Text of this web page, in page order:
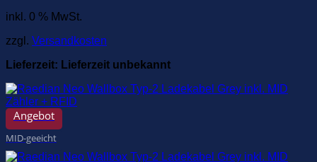
war:
inkl. 0 % MwSt.
zzgl. Versandkosten
Lieferzeit: Lieferzeit unbekannt
Angebot
MID-geeicht